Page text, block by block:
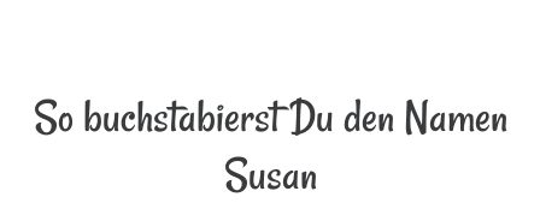
So buchstabierst Du den Namen
Susan